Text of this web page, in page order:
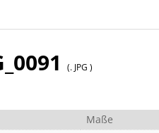
(. JPG )
Maße